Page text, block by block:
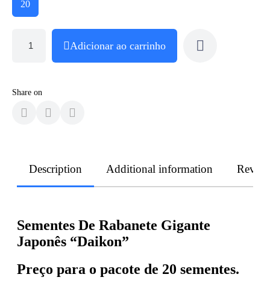
20
Adicionar ao carrinho
Share on
Description Additional information
Sementes De Rabanete Gigante
Japonês “Daikon”
Preço para o pacote de 20 sementes.